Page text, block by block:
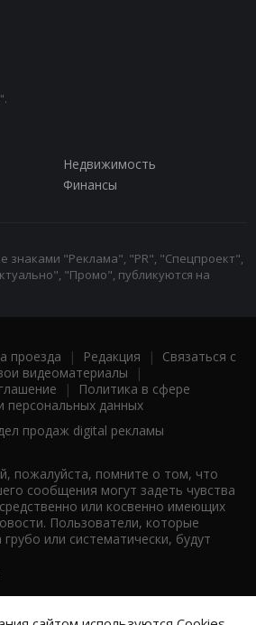
Недвижимость
Финансы
знаками "Реклама", "PR", "Спецпроект",
"Промо", публикуются на
проезда | Редакция | Связаться с
видеоматериалы |
|
Политика в сфере
персональных данных
продаж digital рекламы
пожалуйста, помните о том, что
сообщения могут задеть чувства
или косвенно имеющих
Пользователи, которые
или систематически, будут